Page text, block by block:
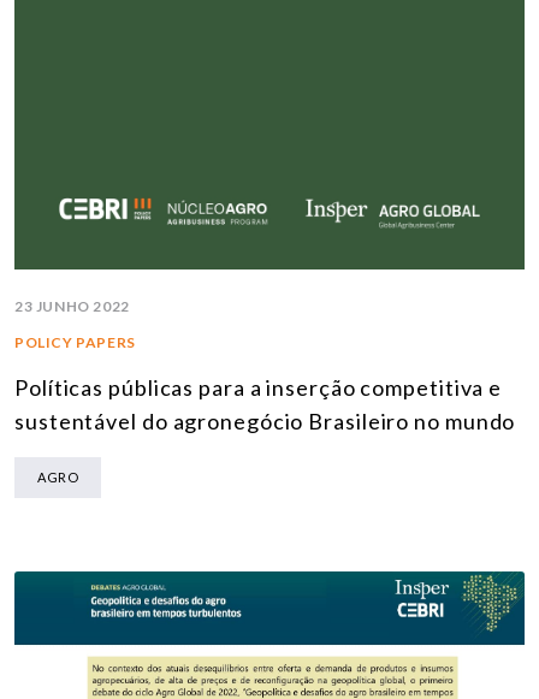
23 JUNHO 2022
POLICY PAPERS
Políticas públicas para a inserção competitiva e
sustentável do agronegócio Brasileiro no mundo
AGRO